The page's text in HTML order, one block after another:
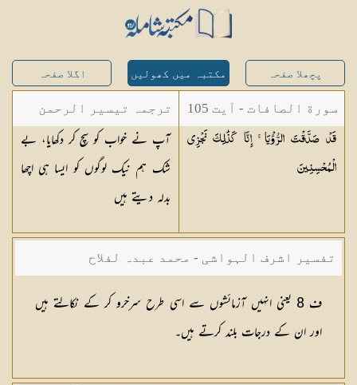
پچھلا صفحہ مکتبہ میں کھولیں اگلا صفحہ
سورة الصافات - آیت 105
قَدْ صَدَّقْتَ الرُّؤْيَا ۚ إِنَّا كَذَٰلِكَ نَجْزِي
الْمُحْسِنِينَ
ترجمہ تیسیر الرحمن
لبیان القرآن - محمد
لقمان سلفی
آپ نے خواب کو سچ کر دکھایا، بے
شک ہم نیک لوگوں کو ایسا ہی اچھا
بدلہ دیتے ہیں
تفسیر اشرف الہواشی - محمد عبدہ لفلاح
ف 8 یعنی انہیں آزمائشوں سے اسی طرح سرخرو کر کے نکالتے ہیں
اور ان کے درجات بلند کرتے ہیں۔